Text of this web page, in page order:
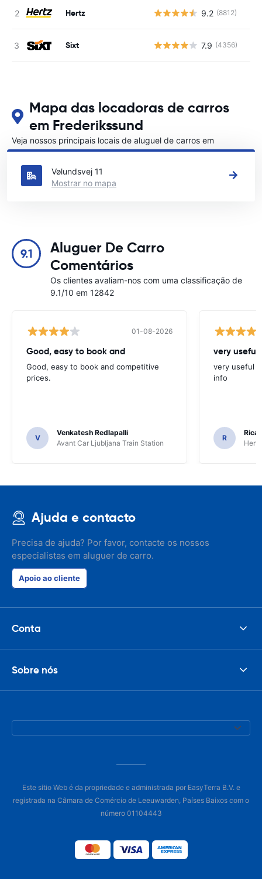
Hertz 9.2 (8812)
Sixt 7.9 (4356)
Mapa das locadoras de carros
em Frederikssund
Veja nossos principais locais de aluguel de carros em
Frederikssund
Vølundsvej 11
Mostrar no mapa
9.1
Aluguer De Carro
Comentários
Os clientes avaliam-nos com uma classificação de
9.1/10 em 12842
01-08-2026
Good, easy to book and
Good, easy to book and competitive
prices.
V
Venkatesh Redlapalli
Avant Car Ljubljana Train Station
very useful
very useful
info
R
Ajuda e contacto
Precisa de ajuda? Por favor, contacte os nossos
especialistas em aluguer de carro.
Apoio ao cliente
Conta
Sobre nós
Este sítio Web é da propriedade e administrada por EasyTerra B.V. e
registrada na Câmara de Comércio de Leeuwarden, Países Baixos com o
número 01104443